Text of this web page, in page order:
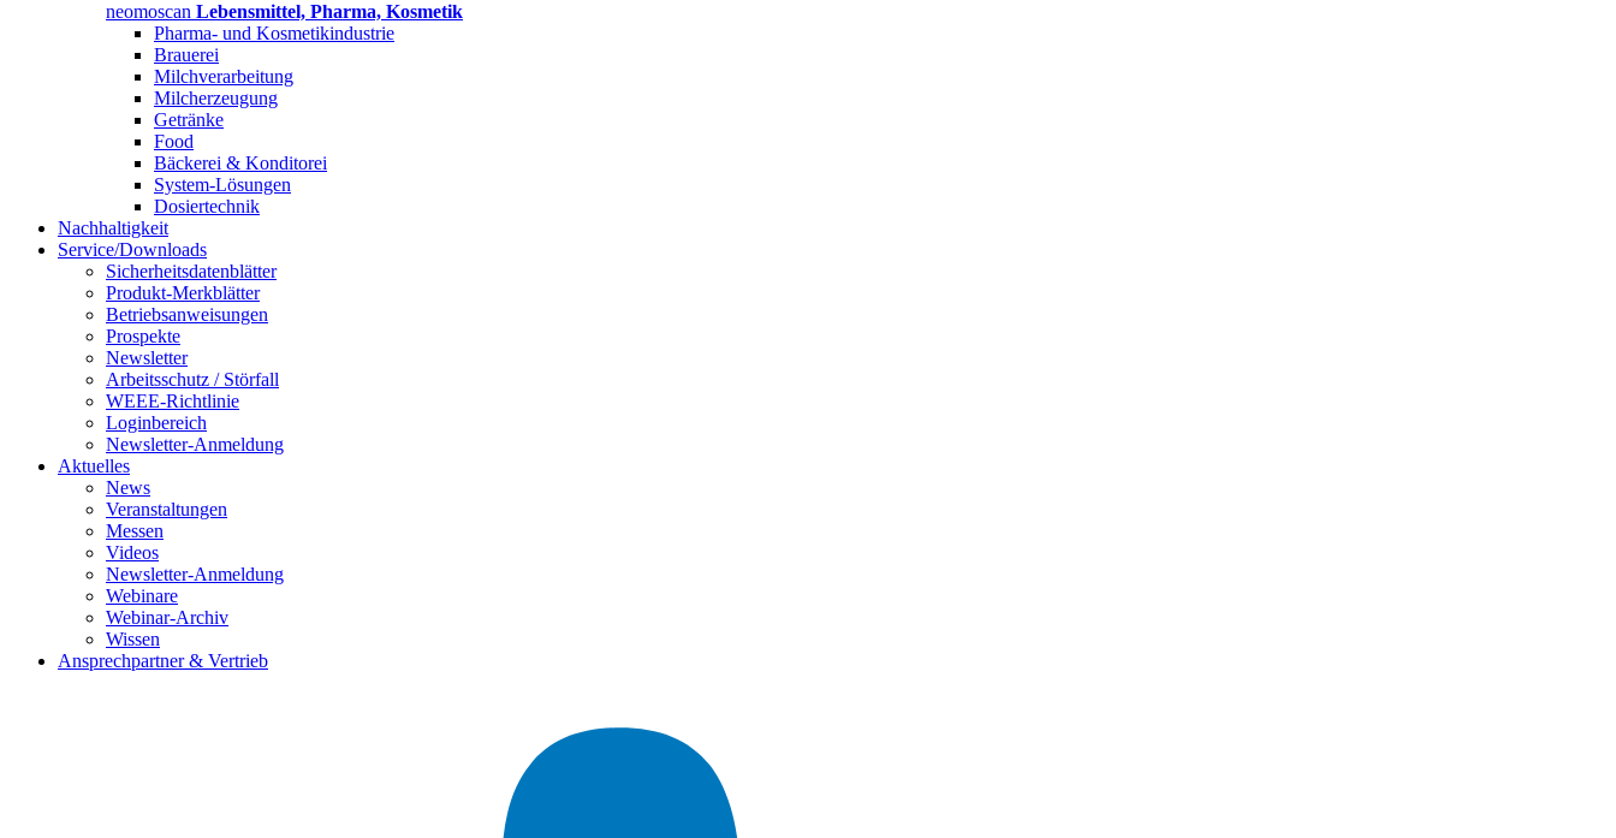
neomoscan Lebensmittel, Pharma, Kosmetik
Pharma- und Kosmetikindustrie
Brauerei
Milchverarbeitung
Milcherzeugung
Getränke
Food
Bäckerei & Konditorei
System-Lösungen
Dosiertechnik
Nachhaltigkeit
Service/Downloads
Sicherheitsdatenblätter
Produkt-Merkblätter
Betriebsanweisungen
Prospekte
Newsletter
Arbeitsschutz / Störfall
WEEE-Richtlinie
Loginbereich
Newsletter-Anmeldung
Aktuelles
News
Veranstaltungen
Messen
Videos
Newsletter-Anmeldung
Webinare
Webinar-Archiv
Wissen
Ansprechpartner & Vertrieb